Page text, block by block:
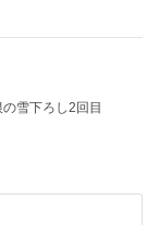
の雪下ろし2回目